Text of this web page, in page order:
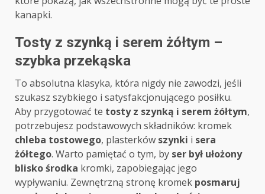
kanapki.
Tosty z szynką i serem żółtym –
szybka przekąska
To absolutna klasyka, która nigdy nie zawodzi, jeśli
szukasz szybkiego i satysfakcjonującego posiłku.
Aby przygotować te tosty z szynką i serem żółtym,
potrzebujesz podstawowych składników: kromek
chleba tostowego, plasterków szynki i sera
żółtego. Warto pamiętać o tym, by ser był ułożony
blisko środka kromki, zapobiegając jego
wypływaniu. Zewnętrzną stronę kromek posmaruj